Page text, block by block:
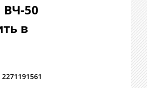
50
в
2271191561